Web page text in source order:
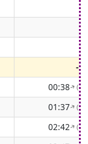
-
00:38↑(
01:37↑(
02:42↑(